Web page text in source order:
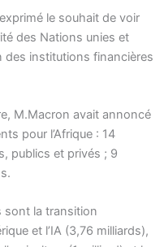
le souhait de voir
des Nations unies et
des institutions financières
M.Macron avait annoncé
pour l’Afrique : 14
publics et privés ; 9
sont la transition
et l’IA (3,76 milliards),